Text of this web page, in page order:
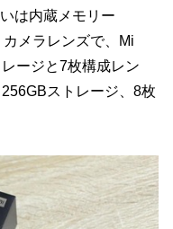
は内蔵メモリー
カメラレンズで、Mi
ージと7枚構成レン
ストレージ、8枚